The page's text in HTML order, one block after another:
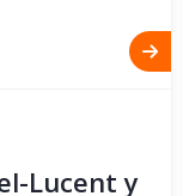
Lucent y